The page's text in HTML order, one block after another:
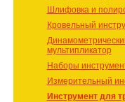
Шлифовка и
Кровельный
мультипликатор
Наборы
Измерительный
Инструмент для